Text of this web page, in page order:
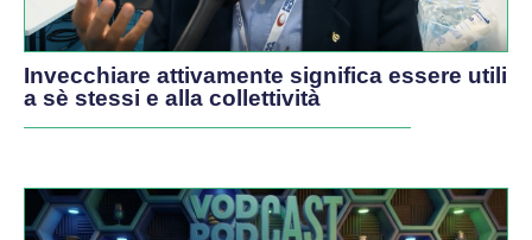
Invecchiare attivamente significa essere utili
a sè stessi e alla collettività